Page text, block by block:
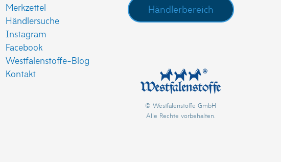
Merkzettel
Händlersuche
Instagram
Facebook
Westfalenstoffe-Blog
Kontakt
Händlerbereich
© Westfalenstoffe GmbH
Alle Rechte vorbehalten.